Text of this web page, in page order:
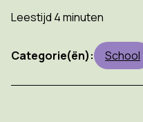
Leestijd 4 minuten
Categorie(ën): School